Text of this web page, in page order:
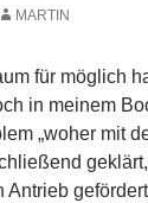
MARTIN
für möglich
in meinem
„woher mit
Antrieb